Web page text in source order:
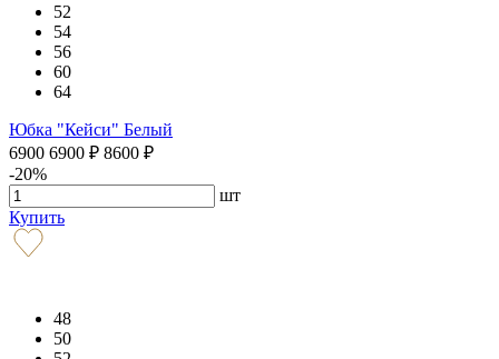
52
54
56
60
64
Юбка "Кейси" Белый
6900 6900 ₽ 8600 ₽
-20%
шт
Купить
48
50